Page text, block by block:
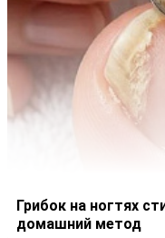
Грибок на ногтях
домашний метод